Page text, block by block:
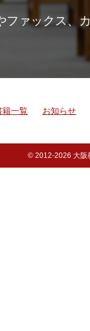
ファックス、
籍一覧 お知らせ
© 2012-2026 大阪